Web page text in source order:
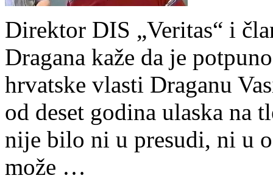
Direktor DIS „Veritas“ i
Dragana kaže da je
hrvatske vlasti Draganu
od deset godina ulaska na
nije bilo ni u presudi, ni u
može …